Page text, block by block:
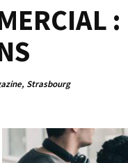
:
Strasbourg